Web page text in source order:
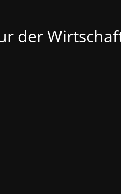
der